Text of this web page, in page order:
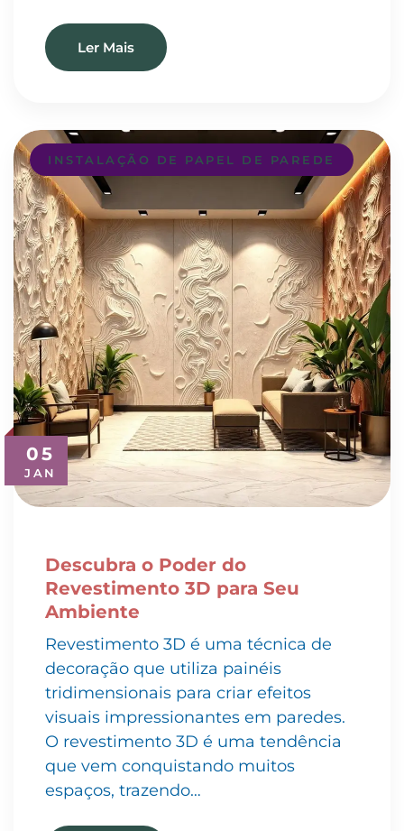
Ler Mais
05
JAN
INSTALAÇÃO DE PAPEL DE PAREDE
Descubra o Poder do
Revestimento 3D para Seu
Ambiente
Revestimento 3D é uma técnica de
decoração que utiliza painéis
tridimensionais para criar efeitos
visuais impressionantes em paredes.
O revestimento 3D é uma tendência
que vem conquistando muitos
espaços, trazendo…